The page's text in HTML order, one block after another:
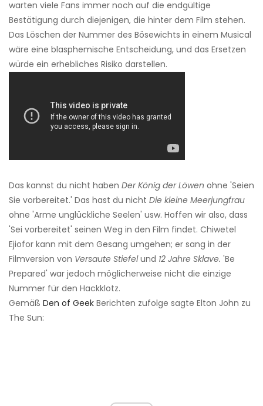
warten viele Fans immer noch auf die endgültige
Bestätigung durch diejenigen, die hinter dem Film stehen.
Das Löschen der Nummer des Bösewichts in einem Musical
wäre eine blasphemische Entscheidung, und das Ersetzen
würde ein erhebliches Risiko darstellen.
Das kannst du nicht haben Der König der Löwen ohne 'Seien
Sie vorbereitet.' Das hast du nicht Die kleine Meerjungfrau
ohne 'Arme unglückliche Seelen' usw. Hoffen wir also, dass
'Sei vorbereitet' seinen Weg in den Film findet. Chiwetel
Ejiofor kann mit dem Gesang umgehen; er sang in der
Filmversion von Versaute Stiefelund 12 Jahre Sklave. 'Be
Prepared' war jedoch möglicherweise nicht die einzige
Nummer für den Hackklotz.
Gemäß Den of Geek Berichten zufolge sagte Elton John zu
The Sun: